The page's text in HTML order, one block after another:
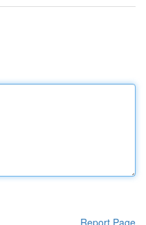
Report Page